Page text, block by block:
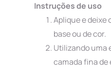
Instruções de uso
Aplique e deixe
base ou de cor.
Utilizando uma
camada fina de